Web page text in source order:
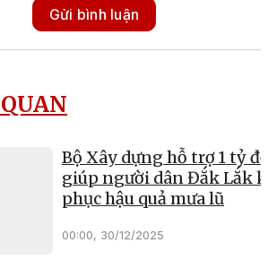
Gửi bình luận
Bộ Xây dựng hỗ trợ 1 tỷ
giúp người dân Đắk Lắk
phục hậu quả mưa lũ
00:00, 30/12/2025